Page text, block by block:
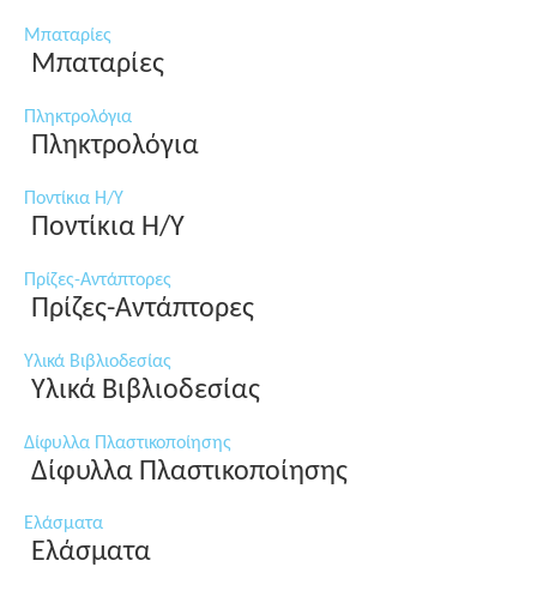
Μπαταρίες
Μπαταρίες
Πληκτρολόγια
Πληκτρολόγια
Ποντίκια Η/Υ
Ποντίκια Η/Υ
Πρίζες-Αντάπτορες
Πρίζες-Αντάπτορες
Υλικά Βιβλιοδεσίας
Υλικά Βιβλιοδεσίας
Δίφυλλα Πλαστικοποίησης
Δίφυλλα Πλαστικοποίησης
Ελάσματα
Ελάσματα